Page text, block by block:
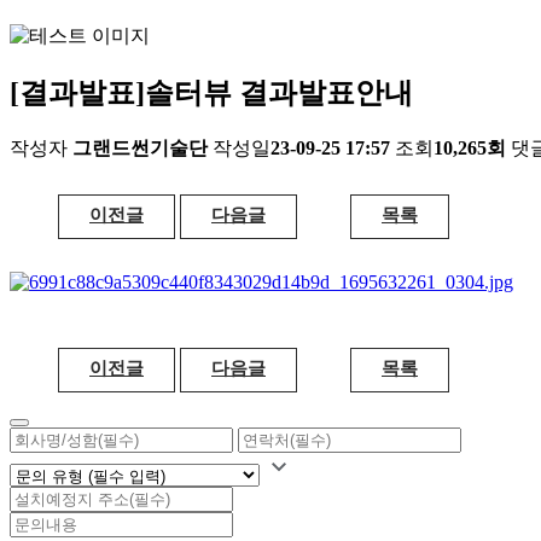
[결과발표]솔터뷰 결과발표안내
작성자 그랜드썬기술단 작성일23-09-25 17:57 조회 10,265회 댓
이전글 다음글 목록
이전글 다음글 목록